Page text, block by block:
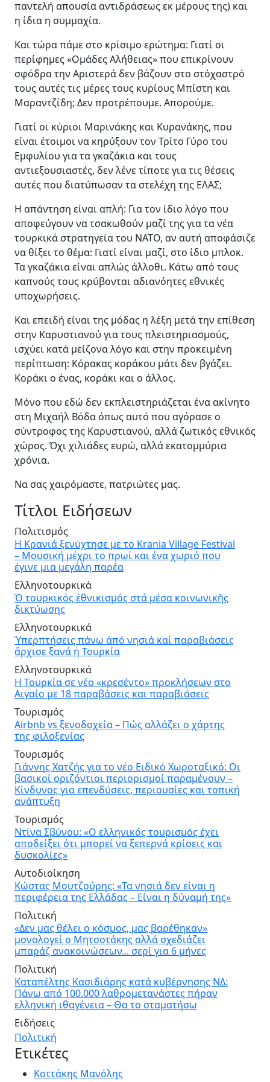
παντελή απουσία αντιδράσεως εκ μέρους της) και
η ίδια η συμμαχία.
Και τώρα πάμε στο κρίσιμο ερώτημα: Γιατί οι
περίφημες «Ομάδες Αλήθειας» που επικρίνουν
σφόδρα την Αριστερά δεν βάζουν στο στόχαστρό
τους αυτές τις μέρες τους κυρίους Μπίστη και
Μαραντζίδη; Δεν προτρέπουμε. Απορούμε.
Γιατί οι κύριοι Μαρινάκης και Κυρανάκης, που
είναι έτοιμοι να κηρύξουν τον Τρίτο Γύρο του
Εμφυλίου για τα γκαζάκια και τους
αντιεξουσιαστές, δεν λένε τίποτε για τις θέσεις
αυτές που διατύπωσαν τα στελέχη της ΕΛΑΣ;
Η απάντηση είναι απλή: Για τον ίδιο λόγο που
αποφεύγουν να τσακωθούν μαζί της για τα νέα
τουρκικά στρατηγεία του ΝΑΤΟ, αν αυτή αποφάσιζε
να θίξει το θέμα: Γιατί είναι μαζί, στο ίδιο μπλοκ.
Τα γκαζάκια είναι απλώς άλλοθι. Κάτω από τους
καπνούς τους κρύβονται αδιανόητες εθνικές
υποχωρήσεις.
Και επειδή είναι της μόδας η λέξη μετά την επίθεση
στην Καρυστιανού για τους πλειστηριασμούς,
ισχύει κατά μείζονα λόγο και στην προκειμένη
περίπτωση: Κόρακας κοράκου μάτι δεν βγάζει.
Κοράκι ο ένας, κοράκι και ο άλλος.
Μόνο που εδώ δεν εκπλειστηριάζεται ένα ακίνητο
στη Μιχαήλ Βόδα όπως αυτό που αγόρασε ο
σύντροφος της Καρυστιανού, αλλά ζωτικός εθνικός
χώρος. Όχι χιλιάδες ευρώ, αλλά εκατομμύρια
χρόνια.
Να σας χαιρόμαστε, πατριώτες μας.
Τίτλοι Ειδήσεων
Πολιτισμός
Η Κρανιά ξενύχτησε με το Krania Village Festival
– Μουσική μέχρι το πρωί και ένα χωριό που
έγινε μια μεγάλη παρέα
Ελληνοτουρκικά
Ὁ τουρκικός ἐθνικισμός στά μέσα κοινωνικῆς
δικτύωσης
Ελληνοτουρκικά
Ὑπερπτήσεις πάνω ἀπό νησιά καί παραβιάσεις
ἄρχισε ξανά ἡ Τουρκία
Ελληνοτουρκικά
Η Τουρκία σε νέο «κρεσέντο» προκλήσεων στο
Αιγαίο με 18 παραβάσεις και παραβιάσεις
Τουρισμός
Airbnb vs ξενοδοχεία – Πώς αλλάζει ο χάρτης
της φιλοξενίας
Τουρισμός
Γιάννης Χατζής για το νέο Ειδικό Χωροταξικό: Οι
βασικοί οριζόντιοι περιορισμοί παραμένουν –
Κίνδυνος για επενδύσεις, περιουσίες και τοπική
ανάπτυξη
Τουρισμός
Ντίνα Σβύνου: «Ο ελληνικός τουρισμός έχει
αποδείξει ότι μπορεί να ξεπερνά κρίσεις και
δυσκολίες»
Αυτοδιοίκηση
Κώστας Μουτζούρης: «Τα νησιά δεν είναι η
περιφέρεια της Ελλάδας – Είναι η δύναμή της»
Πολιτική
«Δεν μας θέλει ο κόσμος, μας βαρέθηκαν»
μονολογεί ο Μητσοτάκης αλλά σχεδιάζει
μπαράζ ανακοινώσεων... σερί για 6 μήνες
Πολιτική
Καταπέλτης Κασιδιάρης κατά κυβέρνησης ΝΔ:
Πάνω από 100.000 λαθρομετανάστες πήραν
ελληνική ιθαγένεια – Θα το σταματήσω
Ειδήσεις
Πολιτική
Ετικέτες
Κοττάκης Μανόλης